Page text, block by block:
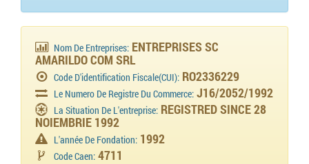
Nom De Entreprises: ENTREPRISES SC
AMARILDO COM SRL
Code D'identification Fiscale(CUI): RO2336229
Le Numero De Registre Du Commerce: J16/2052/1992
La Situation De L'entreprise: REGISTRED SINCE 28
NOIEMBRIE 1992
L'année De Fondation: 1992
Code Caen: 4711